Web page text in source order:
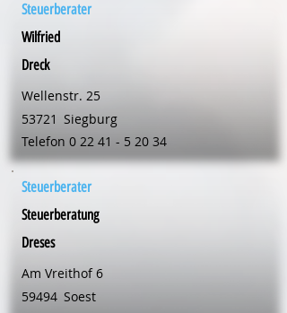
Steuerberater
Wilfried
Dreck
Wellenstr. 25
53721 Siegburg
Telefon 0 22 41 - 5 20 34
Steuerberater
Steuerberatung
Dreses
Am Vreithof 6
59494 Soest